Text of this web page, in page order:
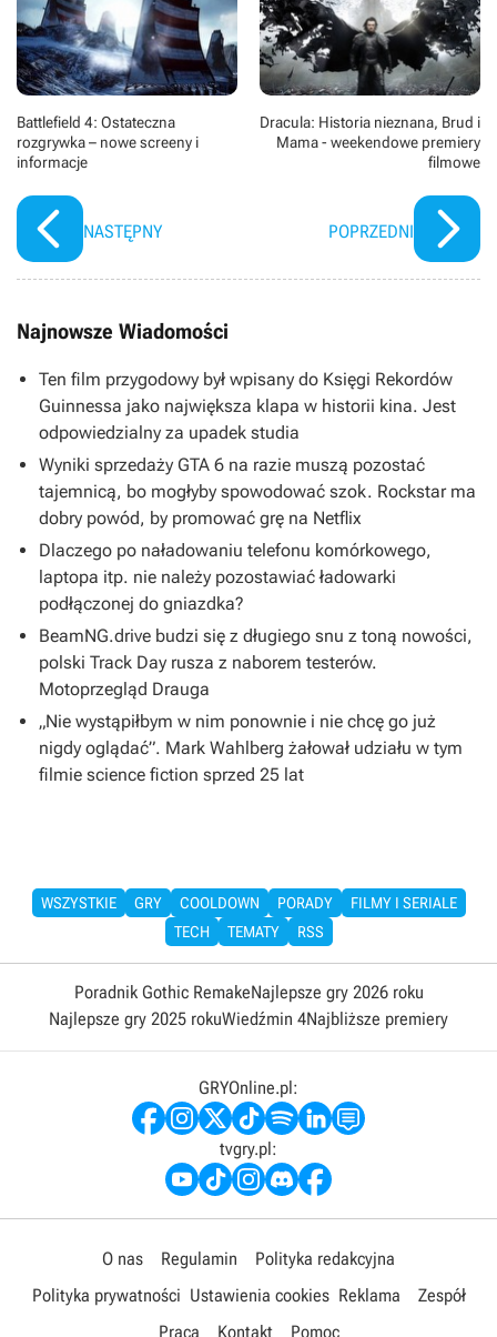
Battlefield 4: Ostateczna
rozgrywka – nowe screeny i
informacje
NASTĘPNY
Dracula: Historia nieznana, Brud i
Mama - weekendowe premiery
filmowe
POPRZEDNI
Najnowsze Wiadomości
Ten film przygodowy był wpisany do Księgi Rekordów
Guinnessa jako największa klapa w historii kina. Jest
odpowiedzialny za upadek studia
Wyniki sprzedaży GTA 6 na razie muszą pozostać
tajemnicą, bo mogłyby spowodować szok. Rockstar ma
dobry powód, by promować grę na Netflix
Dlaczego po naładowaniu telefonu komórkowego,
laptopa itp. nie należy pozostawiać ładowarki
podłączonej do gniazdka?
BeamNG.drive budzi się z długiego snu z toną nowości,
polski Track Day rusza z naborem testerów.
Motoprzegląd Drauga
„Nie wystąpiłbym w nim ponownie i nie chcę go już
nigdy oglądać”. Mark Wahlberg żałował udziału w tym
filmie science fiction sprzed 25 lat
WSZYSTKIE GRY COOLDOWN PORADY
FILMY I SERIALE
TECH
TEMATY RSS
Poradnik Gothic RemakeNajlepsze gry 2026 roku
Najlepsze gry 2025 rokuWiedźmin 4Najbliższe premiery
GRYOnline.pl:
tvgry.pl:
O nas Regulamin
Polityka redakcyjna
Polityka prywatności Ustawienia cookies Reklama
Zespół
Praca
Kontakt Pomoc